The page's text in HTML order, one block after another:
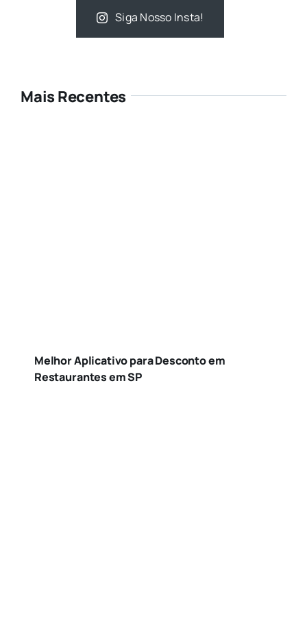
Siga Nosso Insta!
Mais Recentes
Melhor Aplicativo para Desconto em
Restaurantes em SP